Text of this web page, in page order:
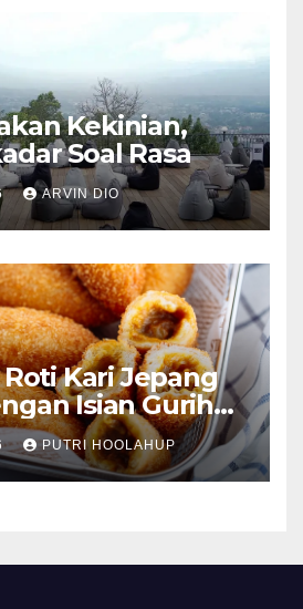
Kekinian,
Soal Rasa
ARVIN DIO
Kari Jepang
Isian Gurih
PUTRI HOOLAHUP